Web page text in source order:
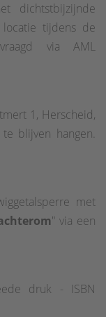
splitsing rechts
staat het eerste
bereiken nu de
pad weer voor
bereiken we
geweldige
en houden bij
de stuwdam na
boven de
splitsing rechts
- het pad
een bosbank en
dichtstbijzijnde
tijdens de
via AML
1, Herscheid,
blijven hangen.
met
" via een
druk - ISBN